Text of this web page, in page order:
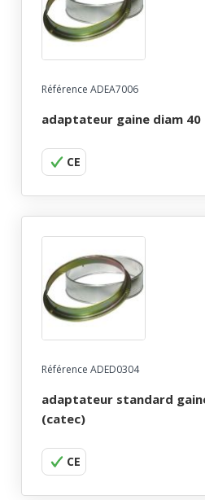
Référence ADEA7006
adaptateur gaine diam 40
CE
Référence ADED0304
adaptateur standard
(catec)
CE